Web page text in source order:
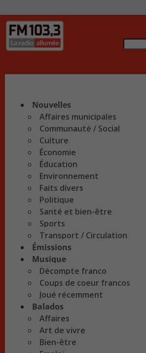
Nouvelles
Affaires municipales
Communauté / Social
Culture
Économie
Éducation
Environnement
Faits divers
Politique
Santé et bien-être
Sports
Transport / Circulation
Émissions
Musique
Décompte franco
Coups de coeur francos
Joué récemment
Balados
Affaires
Art de vivre
Bien-être